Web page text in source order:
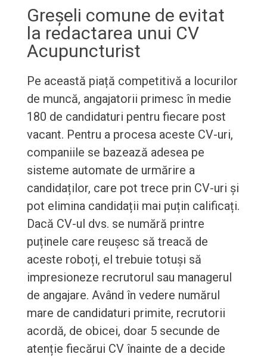
Greșeli comune de evitat
la redactarea unui CV
Acupuncturist
Pe această piață competitivă a locurilor
de muncă, angajatorii primesc în medie
180 de candidaturi pentru fiecare post
vacant. Pentru a procesa aceste CV-uri,
companiile se bazează adesea pe
sisteme automate de urmărire a
candidaților, care pot trece prin CV-uri și
pot elimina candidații mai puțin calificați.
Dacă CV-ul dvs. se numără printre
puținele care reușesc să treacă de
aceste roboți, el trebuie totuși să
impresioneze recrutorul sau managerul
de angajare. Având în vedere numărul
mare de candidaturi primite, recrutorii
acordă, de obicei, doar 5 secunde de
atenție fiecărui CV înainte de a decide